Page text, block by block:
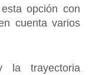
opción con
cuenta varios
la trayectoria